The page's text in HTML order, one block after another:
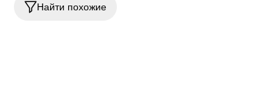
Найти похожие